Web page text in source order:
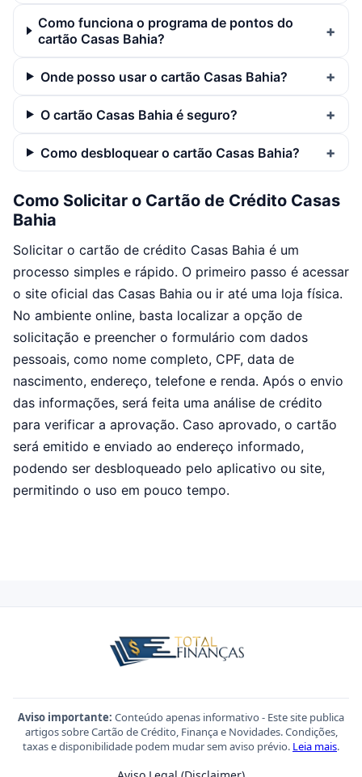
Como funciona o programa de pontos do
cartão Casas Bahia?
Onde posso usar o cartão Casas Bahia?
O cartão Casas Bahia é seguro?
Como desbloquear o cartão Casas Bahia?
Como Solicitar o Cartão de Crédito Casas
Bahia
Solicitar o cartão de crédito Casas Bahia é um
processo simples e rápido. O primeiro passo é acessar
o site oficial das Casas Bahia ou ir até uma loja física.
No ambiente online, basta localizar a opção de
solicitação e preencher o formulário com dados
pessoais, como nome completo, CPF, data de
nascimento, endereço, telefone e renda. Após o envio
das informações, será feita uma análise de crédito
para verificar a aprovação. Caso aprovado, o cartão
será emitido e enviado ao endereço informado,
podendo ser desbloqueado pelo aplicativo ou site,
permitindo o uso em pouco tempo.
Aviso importante: Conteúdo apenas informativo - Este site publica
artigos sobre Cartão de Crédito, Finança e Novidades. Condições,
taxas e disponibilidade podem mudar sem aviso prévio. Leia mais.